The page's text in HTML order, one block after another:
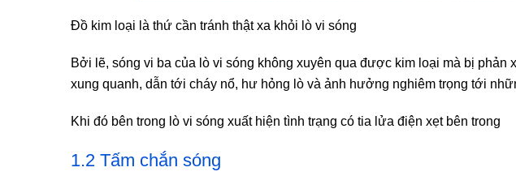
Đồ kim loại là thứ cần tránh thật xa khỏi lò vi sóng
Bởi lẽ, sóng vi ba của lò vi sóng không xuyên qua được kim loại mà bị phản
xung quanh, dẫn tới cháy nổ, hư hỏng lò và ảnh hưởng nghiêm trọng tới
Khi đó bên trong lò vi sóng xuất hiện tình trạng có tia lửa điện xẹt bên trong
1.2 Tấm chắn sóng